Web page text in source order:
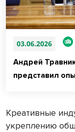
03.06.2026
Андрей
представил
Креативные
укреплению